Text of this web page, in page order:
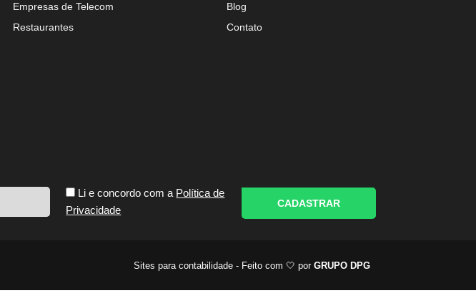
Empresas de Telecom
Restaurantes
Blog
Contato
Li e concordo com a Política de
Privacidade
CADASTRAR
Sites para contabilidade - Feito com 🤍 por GRUPO DPG